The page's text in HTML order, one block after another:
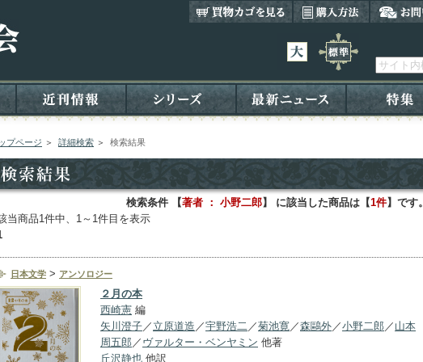
プページ ＞ 詳細検索 ＞ 検索結果
検索条件 【著者 ： 小野二郎】 に該当した商品は【1件】です。
当商品1件中、1～1件目を表示
日本文学 > アンソロジー
２月の本
西崎憲 編
矢川澄子／ 立原道造 ／宇野浩二／菊池寛／森鷗外／小野二郎 ／ 山本
周五郎 ／ ヴァルター・ベンヤミン 他著
丘沢静也 他訳